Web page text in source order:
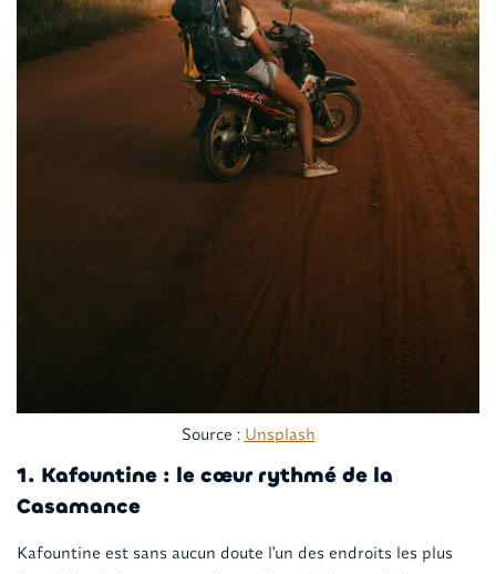
Source : Unsplash
1. Kafountine : le cœur rythmé de la
Casamance
Kafountine est sans aucun doute l'un des endroits les plus